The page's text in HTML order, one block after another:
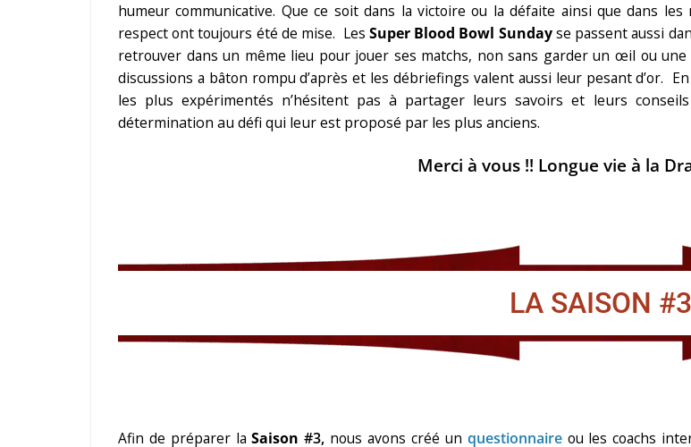
humeur communicative. Que ce soit dans la victoire ou la défaite ainsi que dans
respect ont toujours été de mise. Les Super Blood Bowl Sundayse passent aussi
retrouver dans un même lieu pour jouer ses matchs, non sans garder un œil ou
discussions a bâton rompu d’après et les débriefings valent aussi leur pesant d’or.
les plus expérimentés n’hésitent pas à partager leurs savoirs et leurs
détermination au défi qui leur est proposé par les plus anciens.
Merci à vous !! Longue vie à la
LA SAISON #3
Afin de préparer laSaison #3, nous avons créé un questionnaire ou les coachs